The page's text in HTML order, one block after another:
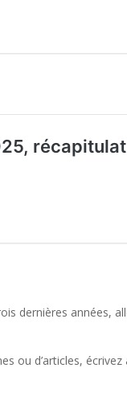
dernières années,
ou d’articles, écrivez